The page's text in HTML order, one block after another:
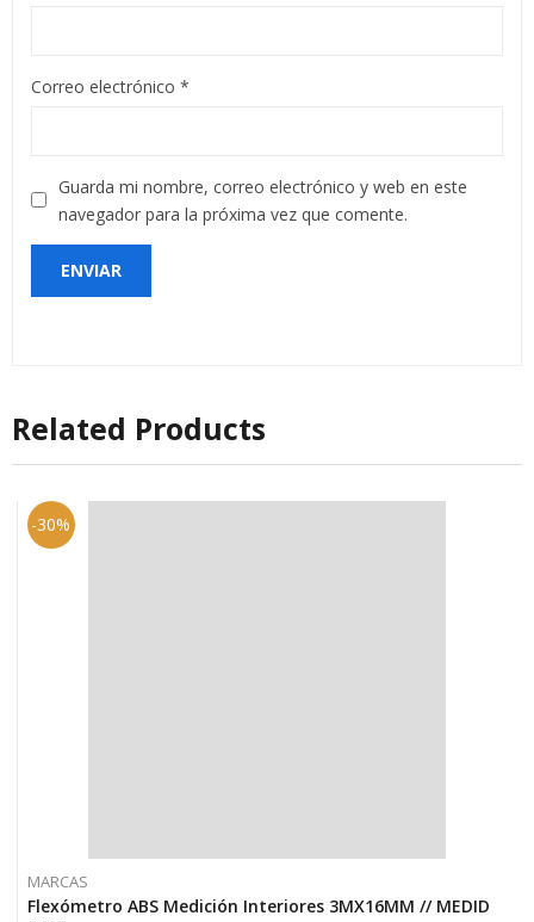
Correo electrónico *
Guarda mi nombre, correo electrónico y web en este
navegador para la próxima vez que comente.
Related Products
-30%
MARCAS
Flexómetro ABS Medición Interiores 3MX16MM // MEDID